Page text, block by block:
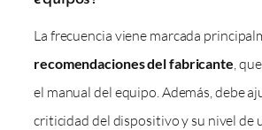
La frecuencia viene marcada
recomendaciones del fabricante ,
el manual del equipo. Además, debe
criticidad del dispositivo y su nivel de